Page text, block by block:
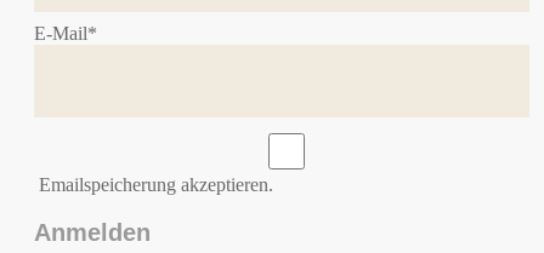
E-Mail*
Emailspeicherung akzeptieren.